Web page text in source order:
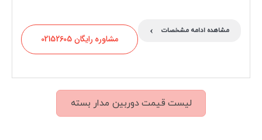
مشاهده ادامه مشخصات ›
مشاوره رایگان 02152605
لیست قیمت دوربین مدار بسته